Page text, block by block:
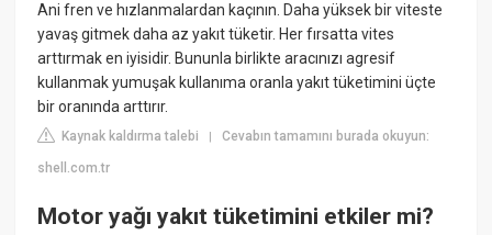
Ani fren ve hızlanmalardan kaçının. Daha yüksek bir viteste
yavaş gitmek daha az yakıt tüketir. Her fırsatta vites
arttırmak en iyisidir. Bununla birlikte aracınızı agresif
kullanmak yumuşak kullanıma oranla yakıt tüketimini üçte
bir oranında arttırır.
Kaynak kaldırma talebi |Cevabın tamamını burada okuyun:
shell.com.tr
Motor yağı yakıt tüketimini etkiler mi?